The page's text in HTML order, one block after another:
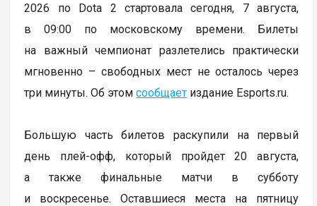
2026 по Dota 2 стартовала сегодня, 7 августа,
в 09:00 по московскому времени. Билеты
на важный чемпионат разлетелись практически
мгновенно – свободных мест не осталось через
три минуты. Об этомсообщает издание Esports.ru.
Большую часть билетов раскупили на первый
день плей-офф, который пройдет 20 августа,
а также финальные матчи в субботу
и воскресенье. Оставшиеся места на пятницу